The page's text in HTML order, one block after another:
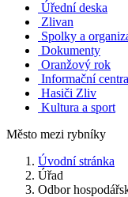
Úřední deska
Zlivan
Spolky a
Dokumenty
Oranžový rok
Informační centra
Hasiči Zliv
Kultura a sport
Město mezi rybníky
Úvodní stránka
Úřad
Odbor